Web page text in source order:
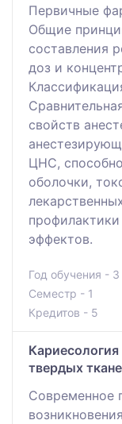
Первичные
Общие
составления
доз и
свойств
ЦНС,
оболочки,
эффектов.
Год обучения - 3
Семестр - 1
Кредитов - 5
твердых
Современное